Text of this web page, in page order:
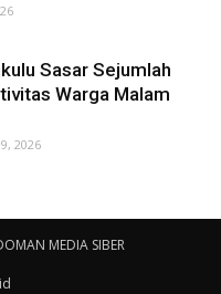
Sasar Sejumlah
Warga Malam
2026
MEDIA SIBER